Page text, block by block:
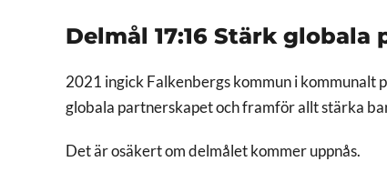
Delmål 17:16 Stärk globala
2021 ingick Falkenbergs kommun i kommunalt
globala partnerskapet och framför allt stärka
Det är osäkert om delmålet kommer uppnås.